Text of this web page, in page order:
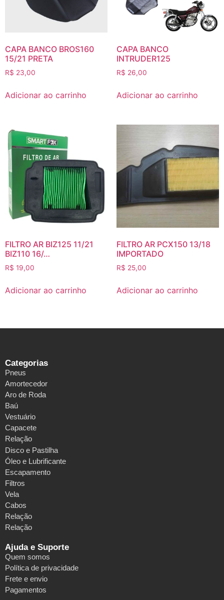
CAPA BANCO BROS160
15/21 PRETA
R$ 23,00
Adicionar ao carrinho
CAPA BANCO
INTRUDER125
R$ 26,00
Adicionar ao carrinho
FILTRO AR BIZ125 11/21
BIZ110 16/…
R$ 19,00
Adicionar ao carrinho
FILTRO AR PCX150 13/18
IMPORTADO
R$ 25,00
Adicionar ao carrinho
Categorias
Pneus
Amortecedor
Aro de Roda
Baú
Vestuário
Capacete
Relação
Disco e Pastilha
Óleo e Lubrificante
Escapamento
Filtros
Vela
Cabos
Relação
Relação
Ajuda e Suporte
Quem somos
Política de privacidade
Frete e envio
Pagamentos